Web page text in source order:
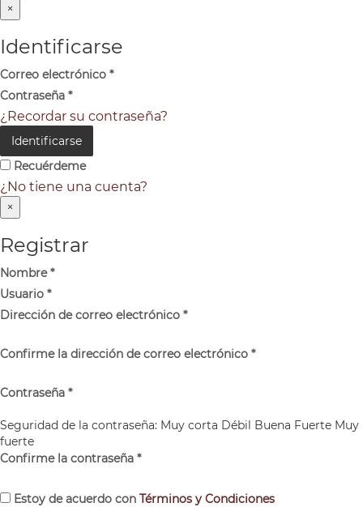
×
Identificarse
Correo electrónico *
Contraseña *
¿Recordar su contraseña?
Identificarse
Recuérdeme
¿No tiene una cuenta?
×
Registrar
Nombre*
Usuario *
Dirección de correo electrónico *
Confirme la dirección de correo electrónico *
Contraseña *
Seguridad de la contraseña: Muy corta Débil Buena Fuerte Muy
fuerte
Confirme la contraseña *
Estoy de acuerdo con Términos y Condiciones